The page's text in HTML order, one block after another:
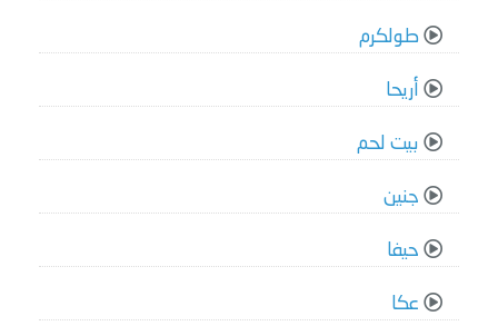
طولكرم
أريحا
بيت لحم
جنين
حيفا
عكا